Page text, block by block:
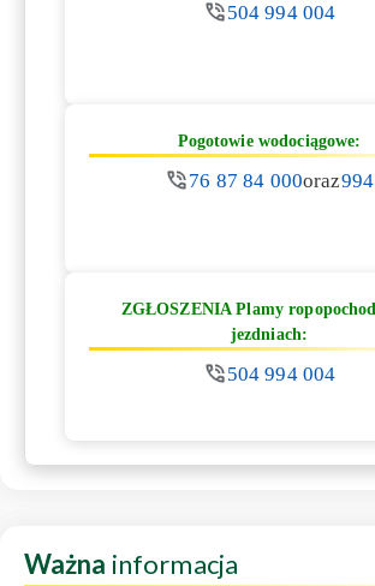
504 994 004
Pogotowie wodociągowe:
76 87 84 000oraz994
ZGŁOSZENIA Plamy
jezdniach:
504 994 004
Ważna informacja